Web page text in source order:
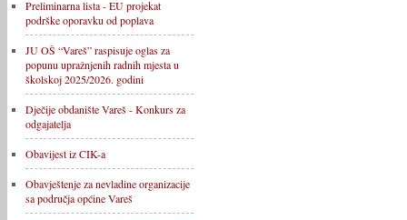
Preliminarna lista - EU projekat
podrške oporavku od poplava
JU OŠ “Vareš” raspisuje oglas za
popunu upražnjenih radnih mjesta u
školskoj 2025/2026. godini
Dječije obdanište Vareš - Konkurs za
odgajatelja
Obavijest iz CIK-a
Obavještenje za nevladine organizacije
sa područja općine Vareš